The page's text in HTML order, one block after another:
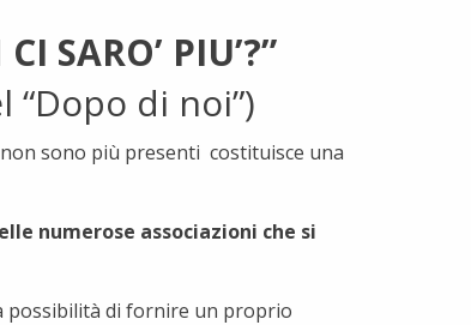
SARO’ PIU’?”
di noi”)
sono più presenti costituisce una
numerose associazioni che si
possibilità di fornire un proprio